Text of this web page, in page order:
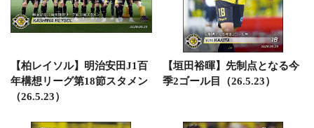
【柏レイソル】明治安田J1百
年構想リーグ第18節スタメン
（26.5.23）
【垣田裕暉】先制点となる今
季2ゴール目（26.5.23）